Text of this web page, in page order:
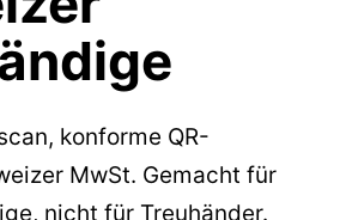
konforme QR-
MwSt. Gemacht für
nicht für Treuhänder.